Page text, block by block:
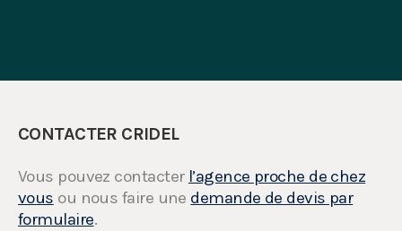
CONTACTER CRIDEL
Vous pouvez contacter l’agence proche de chez
vous ou nous faire une demande de devis par
formulaire.